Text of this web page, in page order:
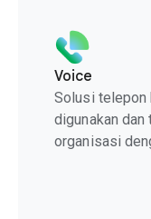
Voice
Solusi telepon
digunakan dan
organisasi